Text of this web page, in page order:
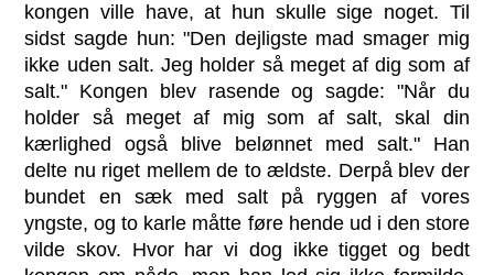
kongen ville have, at hun skulle sige noget. Til
sidst sagde hun: "Den dejligste mad smager mig
ikke uden salt. Jeg holder så meget af dig som af
salt." Kongen blev rasende og sagde: "Når du
holder så meget af mig som af salt, skal din
kærlighed også blive belønnet med salt." Han
delte nu riget mellem de to ældste. Derpå blev der
bundet en sæk med salt på ryggen af vores
yngste, og to karle måtte føre hende ud i den store
vilde skov. Hvor har vi dog ikke tigget og bedt